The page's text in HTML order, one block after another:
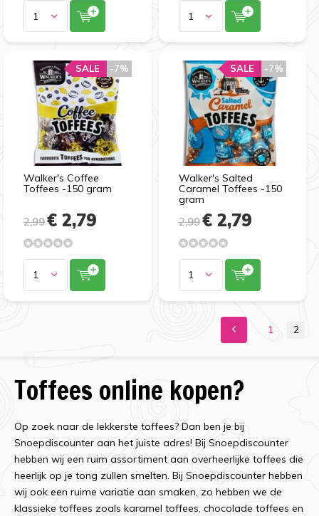
Walker's Coffee
Toffees -150 gram
-7%
SALE
2,99€ 2,79
Walker's Salted
Caramel Toffees -150
gram
-7%
SALE
2,99€ 2,79
1 2
Toffees online kopen?
Op zoek naar de lekkerste toffees? Dan ben je bij
Snoepdiscounter aan het juiste adres! Bij Snoepdiscounter
hebben wij een ruim assortiment aan overheerlijke toffees die
heerlijk op je tong zullen smelten. Bij Snoepdiscounter hebben
wij ook een ruime variatie aan smaken, zo hebben we de
klassieke toffees zoals karamel toffees, chocolade toffees en